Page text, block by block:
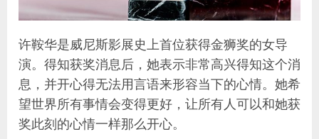
许鞍华是威尼斯影展史上首位获得金狮奖的女导
演。得知获奖消息后，她表示非常高兴得知这个消
息，并开心得无法用言语来形容当下的心情。她希
望世界所有事情会变得更好，让所有人可以和她获
奖此刻的心情一样那么开心。